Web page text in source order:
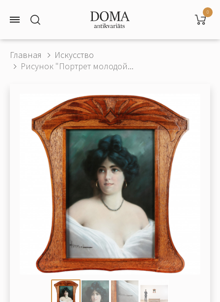
0
Главная
Искусство
Рисунок "Портрет молодой...